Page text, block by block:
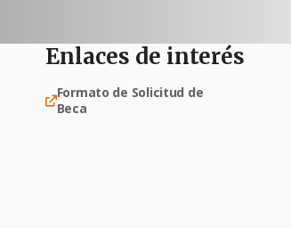
Enlaces de interés
Formato de Solicitud de
Beca